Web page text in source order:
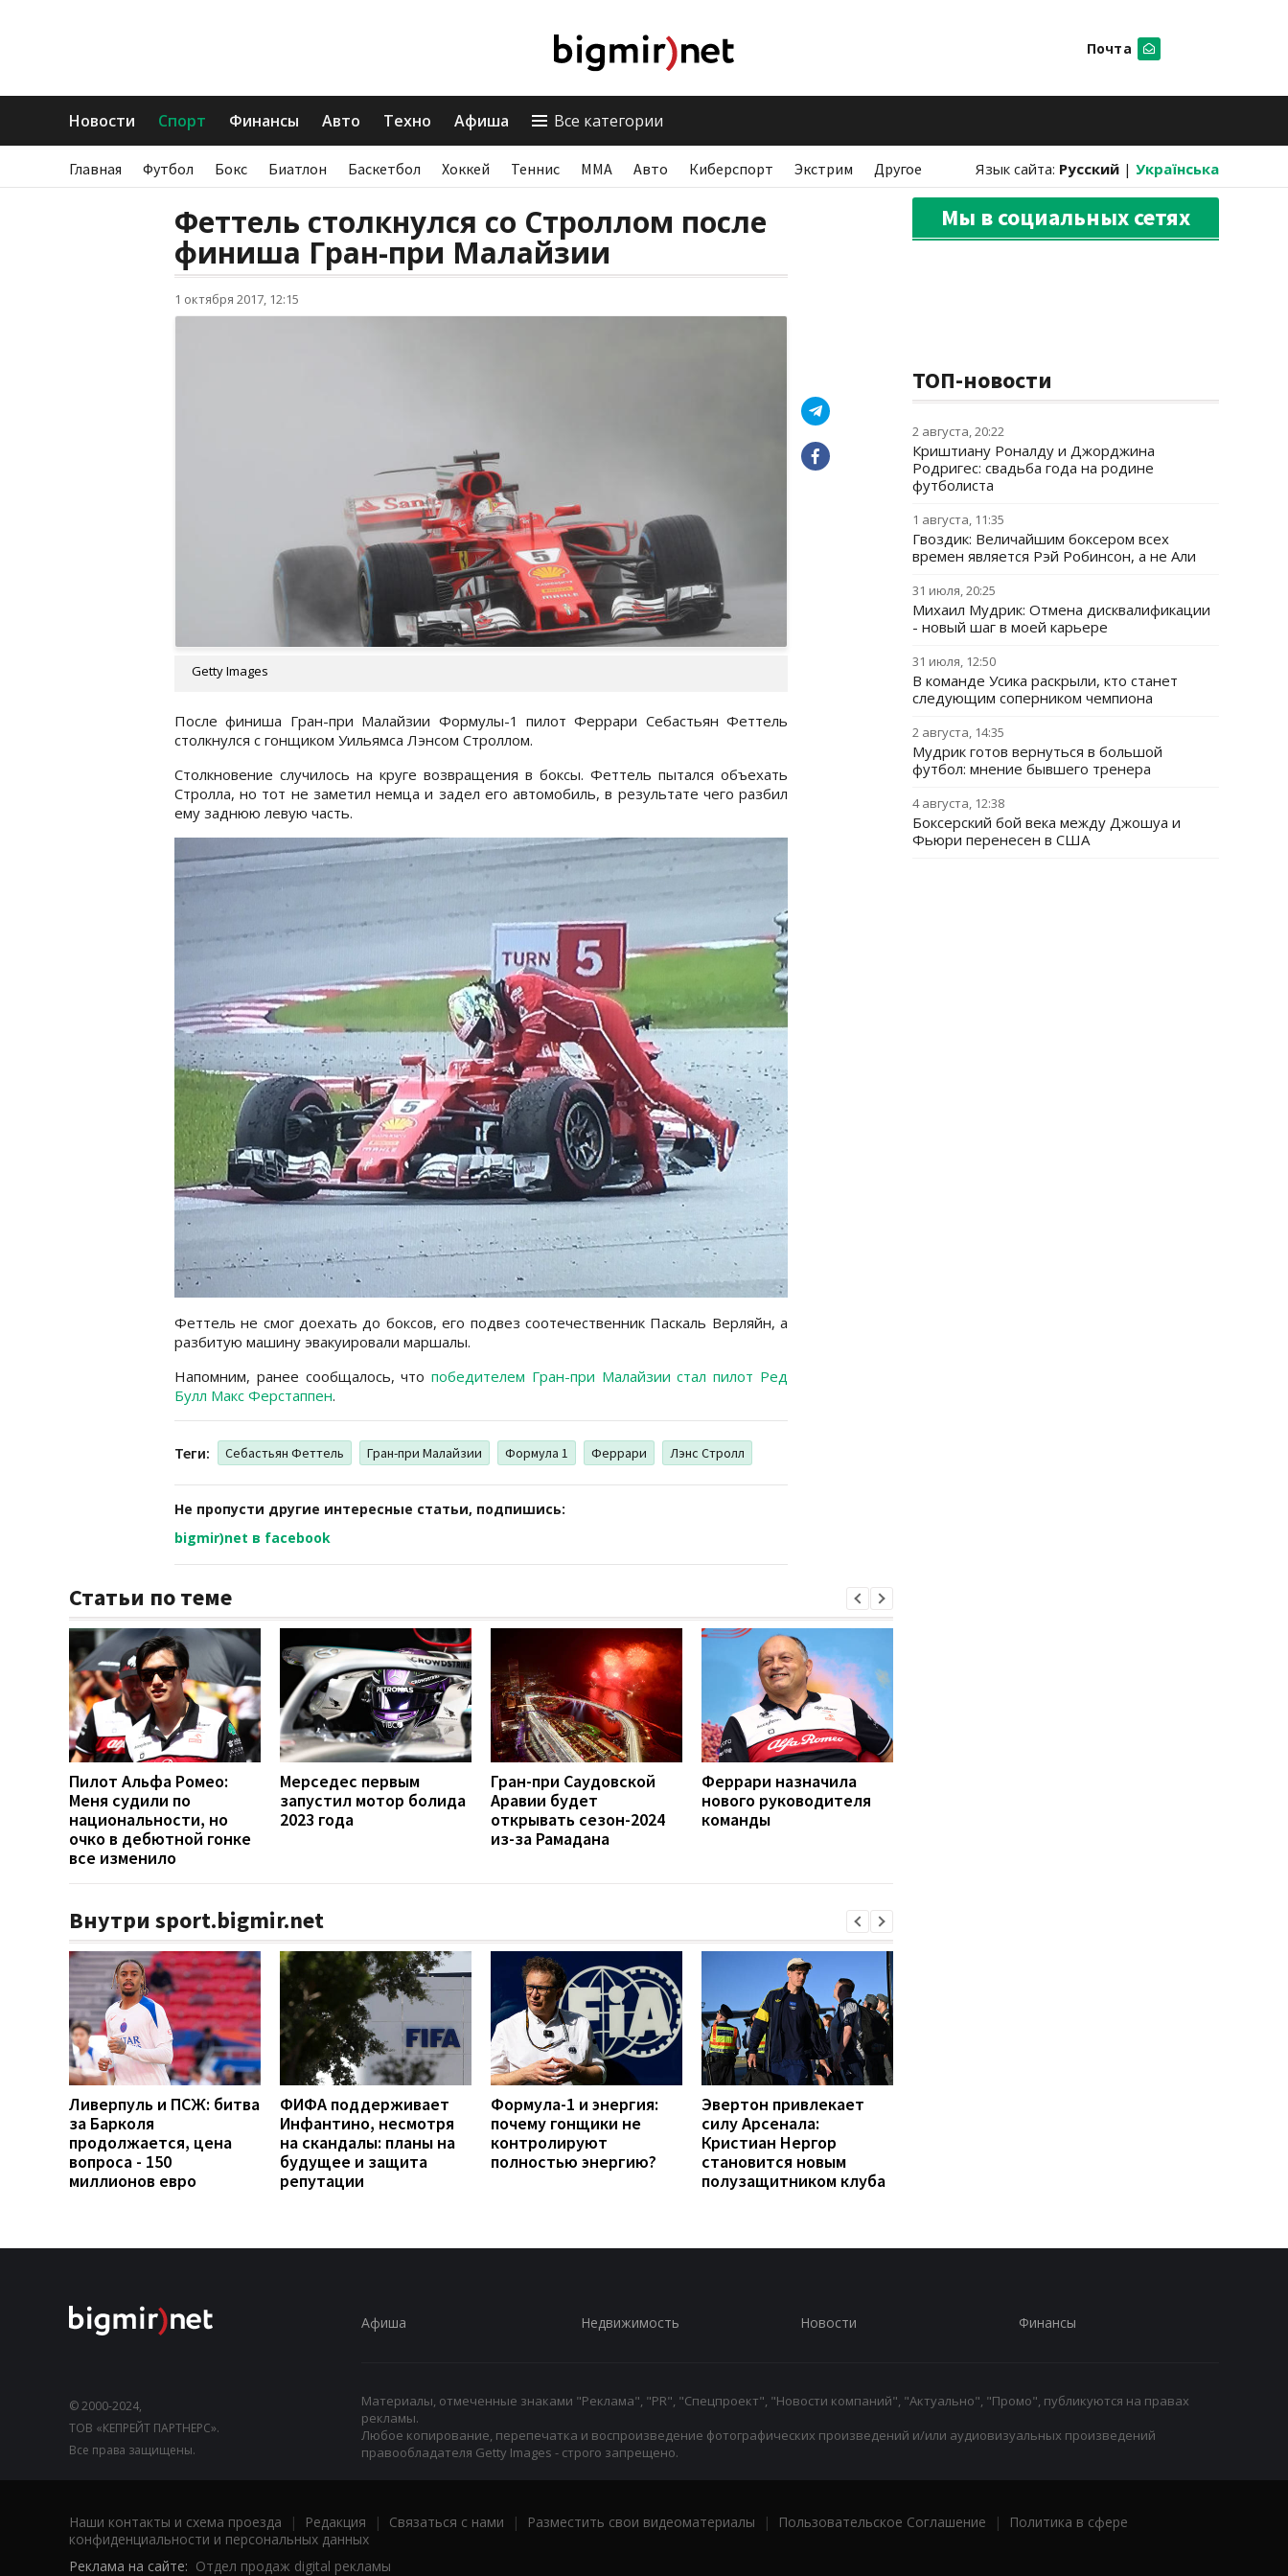
Почта
Новости Спорт Финансы Авто Техно Афиша Все категории
Главная Футбол Бокс Биатлон Баскетбол Хоккей Теннис ММА Авто Киберспорт Экстрим Другое Язык сайта: Русский | Українська
Феттель столкнулся со Строллом после
финиша Гран-при Малайзии
1 октября 2017, 12:15
Getty Images
После финиша Гран-при Малайзии Формулы-1 пилот Феррари Себастьян Феттель
столкнулся с гонщиком Уильямса Лэнсом Строллом.
Столкновение случилось на круге возвращения в боксы. Феттель пытался объехать
Стролла, но тот не заметил немца и задел его автомобиль, в результате чего разбил
ему заднюю левую часть.
Феттель не смог доехать до боксов, его подвез соотечественник Паскаль Верляйн, а
разбитую машину эвакуировали маршалы.
Напомним, ранее сообщалось, чтопобедителем Гран-при Малайзии стал пилот Ред
Булл Макс Ферстаппен.
Теги: Себастьян Феттель Гран-при Малайзии Формула 1 Феррари Лэнс Стролл
Не пропусти другие интересные статьи, подпишись:
bigmir)net в facebook
Статьи по теме
Пилот Альфа Ромео:
Меня судили по
национальности, но
очко в дебютной гонке
все изменило
Мерседес первым
запустил мотор болида
2023 года
Гран-при Саудовской
Аравии будет
открывать сезон-2024
из-за Рамадана
Феррари назначила
нового руководителя
команды
Внутри sport.bigmir.net
Ливерпуль и ПСЖ: битва
за Барколя
продолжается, цена
вопроса - 150
миллионов евро
ФИФА поддерживает
Инфантино, несмотря
на скандалы: планы на
будущее и защита
репутации
Формула-1 и энергия:
почему гонщики не
контролируют
полностью энергию?
Эвертон привлекает
силу Арсенала:
Кристиан Нергор
становится новым
полузащитником клуба
Мы в социальных сетях
ТОП-новости
2 августа, 20:22
Криштиану Роналду и Джорджина
Родригес: свадьба года на родине
футболиста
1 августа, 11:35
Гвоздик: Величайшим боксером всех
времен является Рэй Робинсон, а не Али
31 июля, 20:25
Михаил Мудрик: Отмена дисквалификации
- новый шаг в моей карьере
31 июля, 12:50
В команде Усика раскрыли, кто станет
следующим соперником чемпиона
2 августа, 14:35
Мудрик готов вернуться в большой
футбол: мнение бывшего тренера
4 августа, 12:38
Боксерский бой века между Джошуа и
Фьюри перенесен в США
© 2000-2024,
ТОВ «КЕПРЕЙТ ПАРТНЕРС».
Все права защищены.
Афиша Недвижимость Новости Финансы
Материалы, отмеченные знаками "Реклама", "PR", "Спецпроект", "Новости компаний", "Актуально", "Промо", публикуются на правах
рекламы.
Любое копирование, перепечатка и воспроизведение фотографических произведений и/или аудиовизуальных произведений
правообладателя Getty Images - строго запрещено.
Наши контакты и схема проезда | Редакция | Связаться с нами | Разместить свои видеоматериалы | Пользовательское Соглашение |
Политика в сфере
конфиденциальности и персональных данных
Реклама на сайте: Отдел продаж digital рекламы